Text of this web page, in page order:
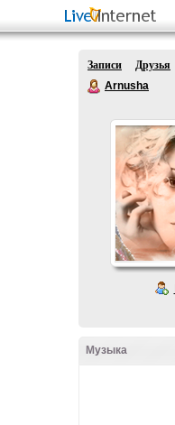
Записи Друзья
Arnusha
Музыка